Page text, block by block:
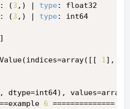
(3 ,) | type : float32
(3 ,) | type : int64
]
1 ],
dtype=int64),
6 ==============